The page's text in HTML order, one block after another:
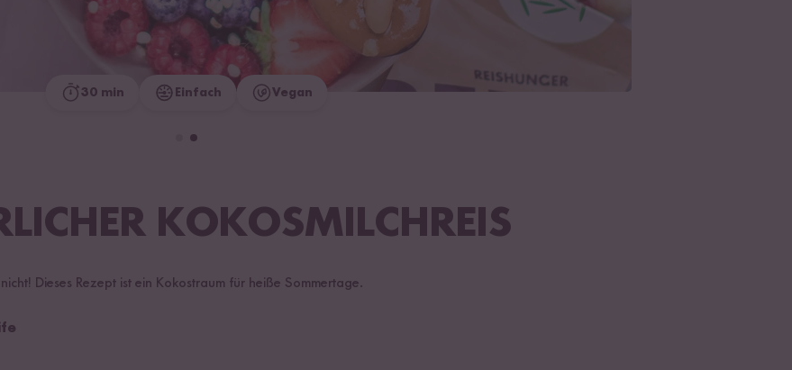
30 min Einfach Vegan
KOKOSMILCHREIS
Dieses Rezept ist ein Kokostraum für heiße Sommertage.